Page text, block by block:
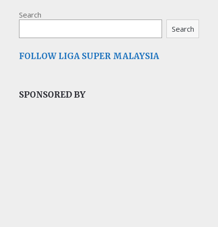
Search
Search
FOLLOW LIGA SUPER MALAYSIA
SPONSORED BY